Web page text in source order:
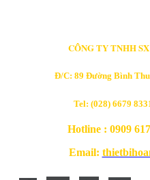
CÔNG TY TNHH
Đ/C: 89 Đường Bình
Tel: (028) 6679
Hotline : 0909
Email: